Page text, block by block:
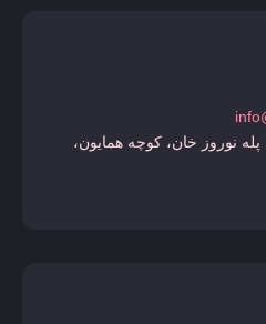
نوروز خان، کوچه همایون،